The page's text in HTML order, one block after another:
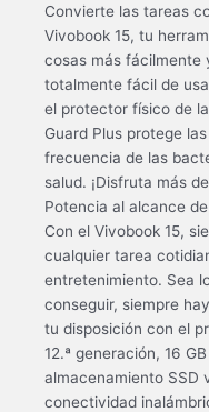
Convierte las tareas
Vivobook 15, tu
cosas más fácilmente
totalmente fácil de
el protector físico de
Guard Plus protege
frecuencia de las
salud. ¡Disfruta más
Potencia al alcance
Con el Vivobook 15,
cualquier tarea
entretenimiento. Sea
conseguir, siempre
tu disposición con el
12.ª generación, 16
almacenamiento SSD
conectividad